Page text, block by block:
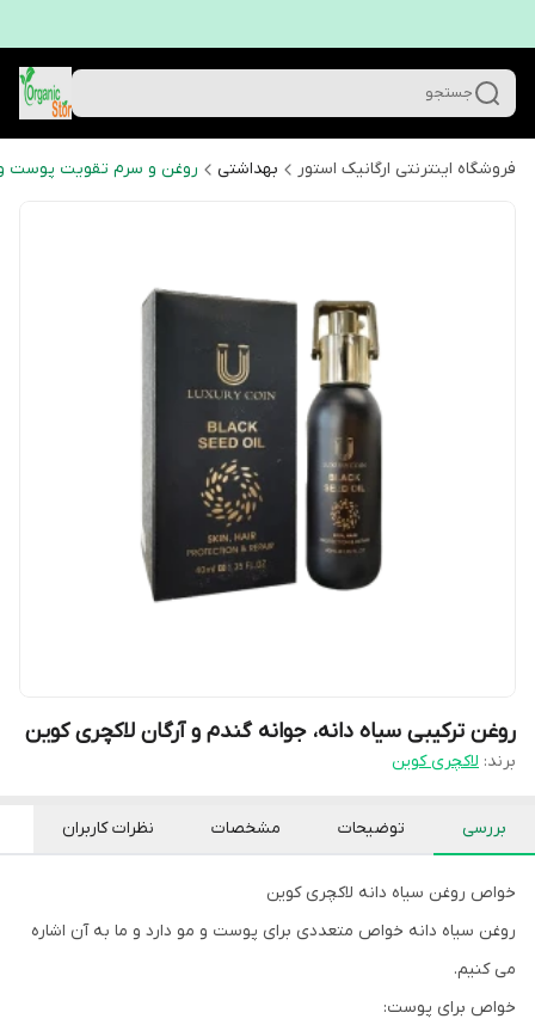
جستجو
فروشگاه اینترنتی ارگانیک استور بهداشتی روغن و سرم تقویت پوست
روغن ترکیبی سیاه دانه، جوانه گندم و آرگان لاکچری کوین
برند: لاکچری کوین
بررسی توضیحات مشخصات نظرات کاربران
خواص روغن سیاه دانه لاکچری کوین
روغن سیاه دانه خواص متعددی برای پوست و مو دارد و ما به آن اشاره
می کنیم.
خواص برای پوست: